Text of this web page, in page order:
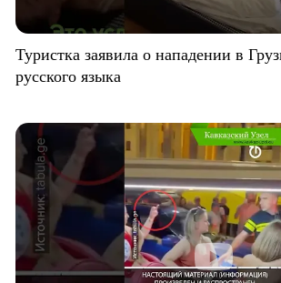
Туристка заявила о нападении в
русского языка